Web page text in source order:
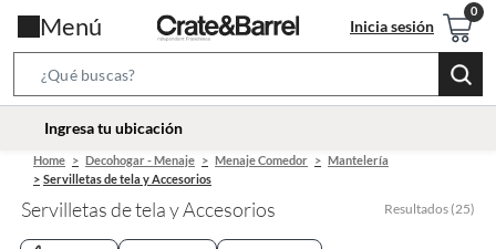
Menú Inicia sesión
Bar
location-
Ingresa tu ubicación
Home Decohogar - Menaje Menaje Comedor
Mantelería
Servilletas de tela y Accesorios
Servilletas de tela y Accesorios Resultados (25)